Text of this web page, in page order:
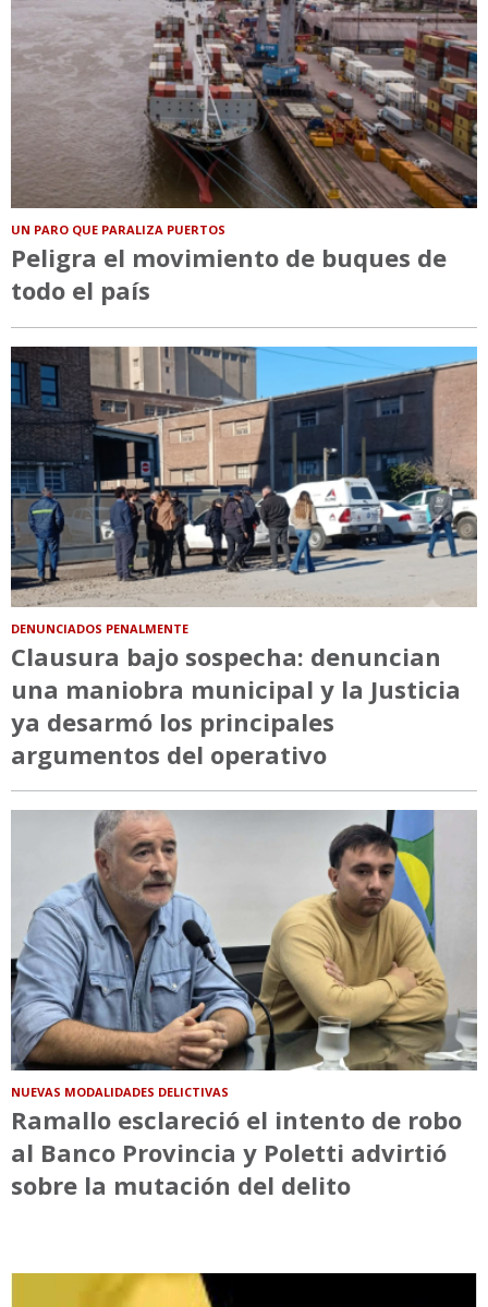
UN PARO QUE PARALIZA PUERTOS
Peligra el movimiento de buques de
todo el país
DENUNCIADOS PENALMENTE
Clausura bajo sospecha: denuncian
una maniobra municipal y la Justicia
ya desarmó los principales
argumentos del operativo
NUEVAS MODALIDADES DELICTIVAS
Ramallo esclareció el intento de robo
al Banco Provincia y Poletti advirtió
sobre la mutación del delito